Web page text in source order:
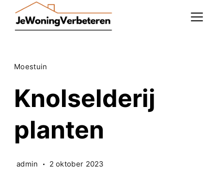
Moestuin
Knolselderij
planten
admin 2 oktober 2023